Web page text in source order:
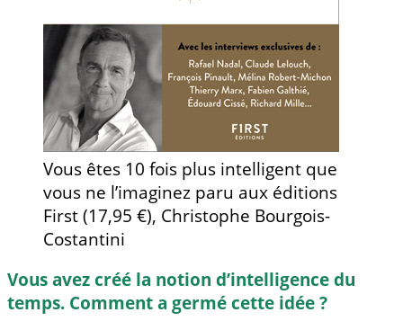
Vous êtes 10 fois plus intelligent que
vous ne l’imaginez paru aux éditions
First (17,95 €), Christophe Bourgois-
Costantini
Vous avez créé la notion d’intelligence du
temps. Comment a germé cette idée ?